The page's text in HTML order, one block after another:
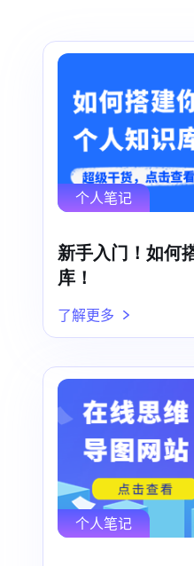
个人笔记
新手入门！如何
库！
了解更多
个人笔记